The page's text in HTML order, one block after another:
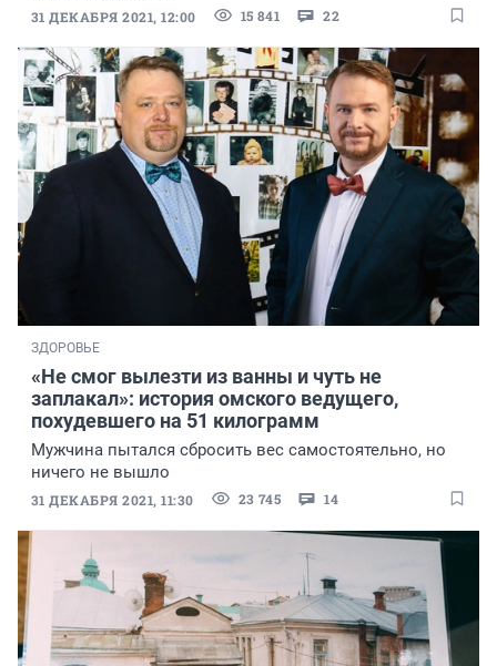
31 ДЕКАБРЯ 2021, 12:00 15 841 22
ЗДОРОВЬЕ
«Не смог вылезти из ванны и чуть не
заплакал»: история омского ведущего,
похудевшего на 51 килограмм
Мужчина пытался сбросить вес самостоятельно, но
ничего не вышло
31 ДЕКАБРЯ 2021, 11:30 23 745 14